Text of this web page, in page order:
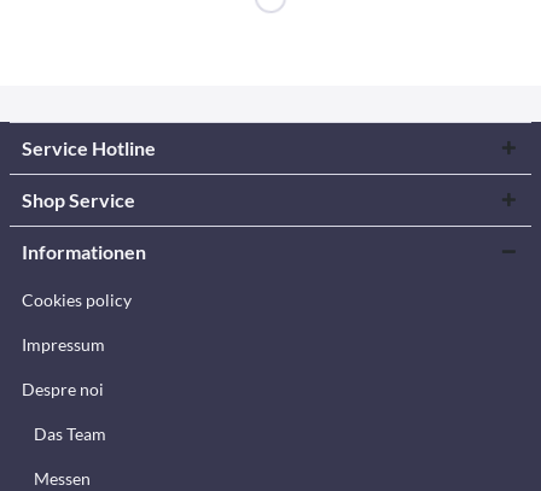
Service Hotline
Shop Service
Informationen
Cookies policy
Impressum
Despre noi
Das Team
Messen